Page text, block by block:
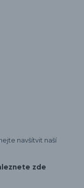
navšítvit naší
zde